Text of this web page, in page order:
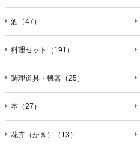
酒（47）
料理セット（191）
調理道具・機器（25）
本（27）
花卉（かき）（13）